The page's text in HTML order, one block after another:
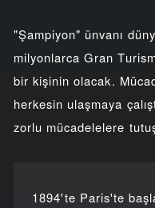
"Şampiyon" ünvanı
milyonlarca Gran
bir kişinin olacak.
herkesin ulaşmaya
zorlu mücadelelere
1894'te Paris'te